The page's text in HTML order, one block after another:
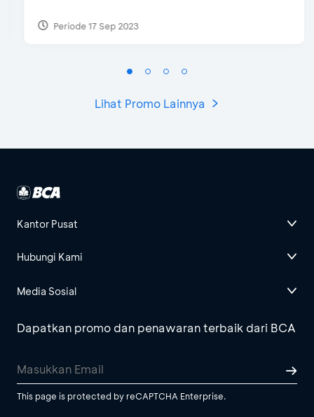
Periode 17 Sep 2023
Lihat Promo Lainnya
Kantor Pusat
Hubungi Kami
Media Sosial
Dapatkan promo dan penawaran terbaik dari BCA
This page is protected by reCAPTCHA Enterprise.